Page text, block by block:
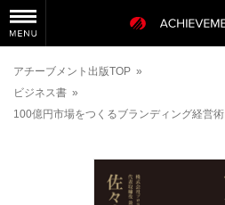
アチーブメント出版TOP »
ビジネス書 »
100億円市場をつくるブランディング経営術